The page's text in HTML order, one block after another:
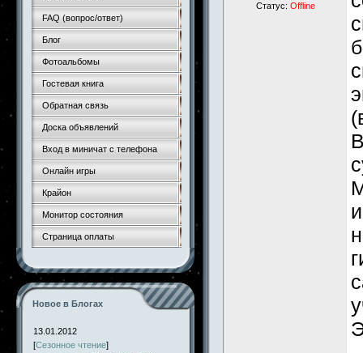
FAQ (вопрос/ответ)
Блог
Фотоальбомы
Гостевая книга
Обратная связь
Доска объявлений
Вход в миничат с телефона
Онлайн игры
Крайон
Монитор состояния
Страница оплаты
Новое в Блогах
13.01.2012
[Сезонное чтение]
Статус: Offline